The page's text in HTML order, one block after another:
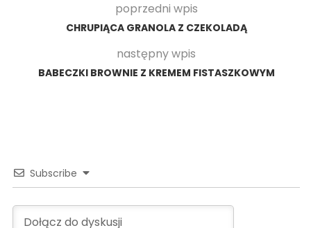
poprzedni wpis
CHRUPIĄCA GRANOLA Z CZEKOLADĄ
następny wpis
BABECZKI BROWNIE Z KREMEM FISTASZKOWYM
Subscribe